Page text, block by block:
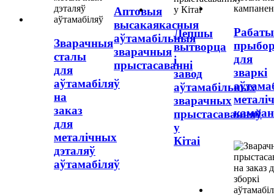
Зварачныя
сталы
для
аўтамабіляў
на
заказ
для
металічных
дэталяў
аўтамабіляў
Аптовыя
высакаякасныя
аўтамабільныя
зварачныя
прыстасаванні
Лепшы
вытворца
і
завод
аўтамабільных
зварачных
прыстасаванняў
у
Кітаі
для
зваркі